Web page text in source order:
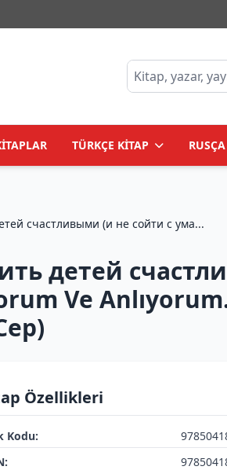
TÜRKÇE KİTAP
счастливыми (и не сойти с ума...
детей
Ve
Özellikleri
Kodu: